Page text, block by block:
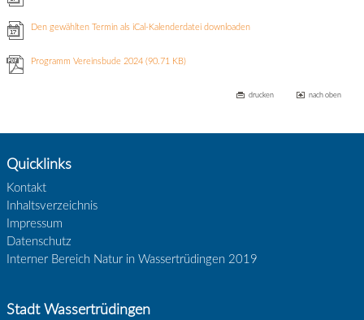
Den gewählten Termin als iCal-Kalenderdatei downloaden
Programm Vereinsbude 2024(90.71 KB)
drucken nach oben
Quicklinks
Kontakt
Inhaltsverzeichnis
Impressum
Datenschutz
Interner Bereich Natur in Wassertrüdingen 2019
Stadt Wassertrüdingen